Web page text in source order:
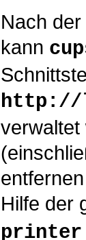
Nach
kann
http://
verwaltet
Hilfe der
printer